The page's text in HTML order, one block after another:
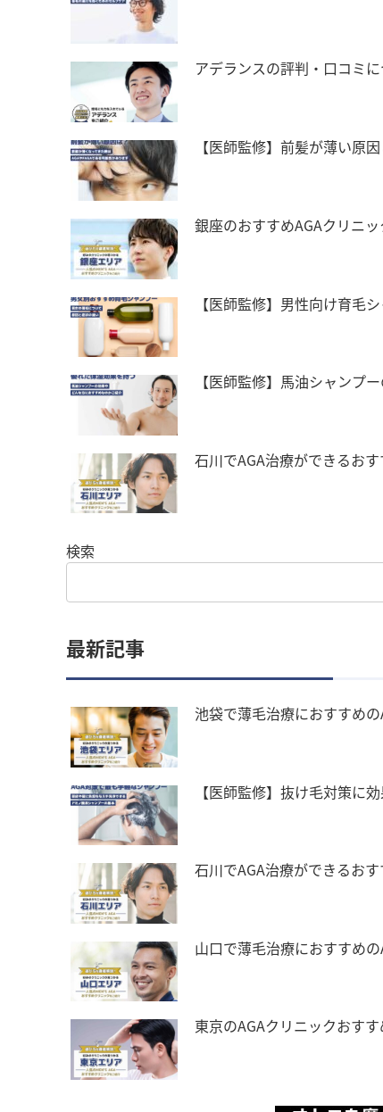
アデランスの評判・口コミ
【医師監修】前髪が薄い原
銀座のおすすめAGAクリニ
【医師監修】男性向け育毛
【医師監修】馬油シャンプ
石川でAGA治療ができるお
検索
最新記事
池袋で薄毛治療におすすめ
【医師監修】抜け毛対策に
石川でAGA治療ができるお
山口で薄毛治療におすすめ
東京のAGAクリニックおす